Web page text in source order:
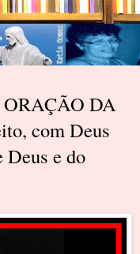
ORAÇÃO DA
com Deus
Deus e do